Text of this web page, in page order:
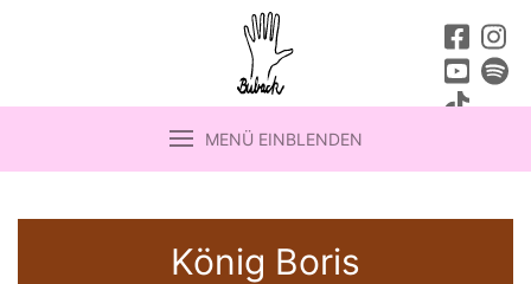
MENÜ EINBLENDEN
König Boris